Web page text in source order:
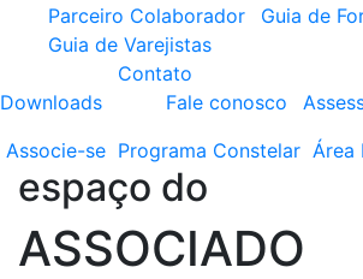
Parceiro Colaborador
Guia de
Guia de Varejistas
Downloads
Contato
Fale conosco
Associe-se Programa Constelar Área
espaço do
ASSOCIADO